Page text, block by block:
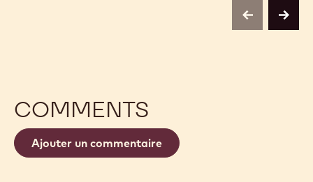
previousnext
COMMENTS
Ajouter un commentaire